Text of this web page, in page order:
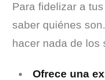
Para fidelizar a
saber quiénes
hacer nada de los
Ofrece una